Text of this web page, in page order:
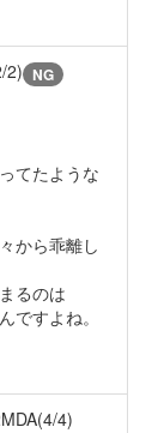
2) NG
てたような
から乖離し
るのは
ですよね。
4)